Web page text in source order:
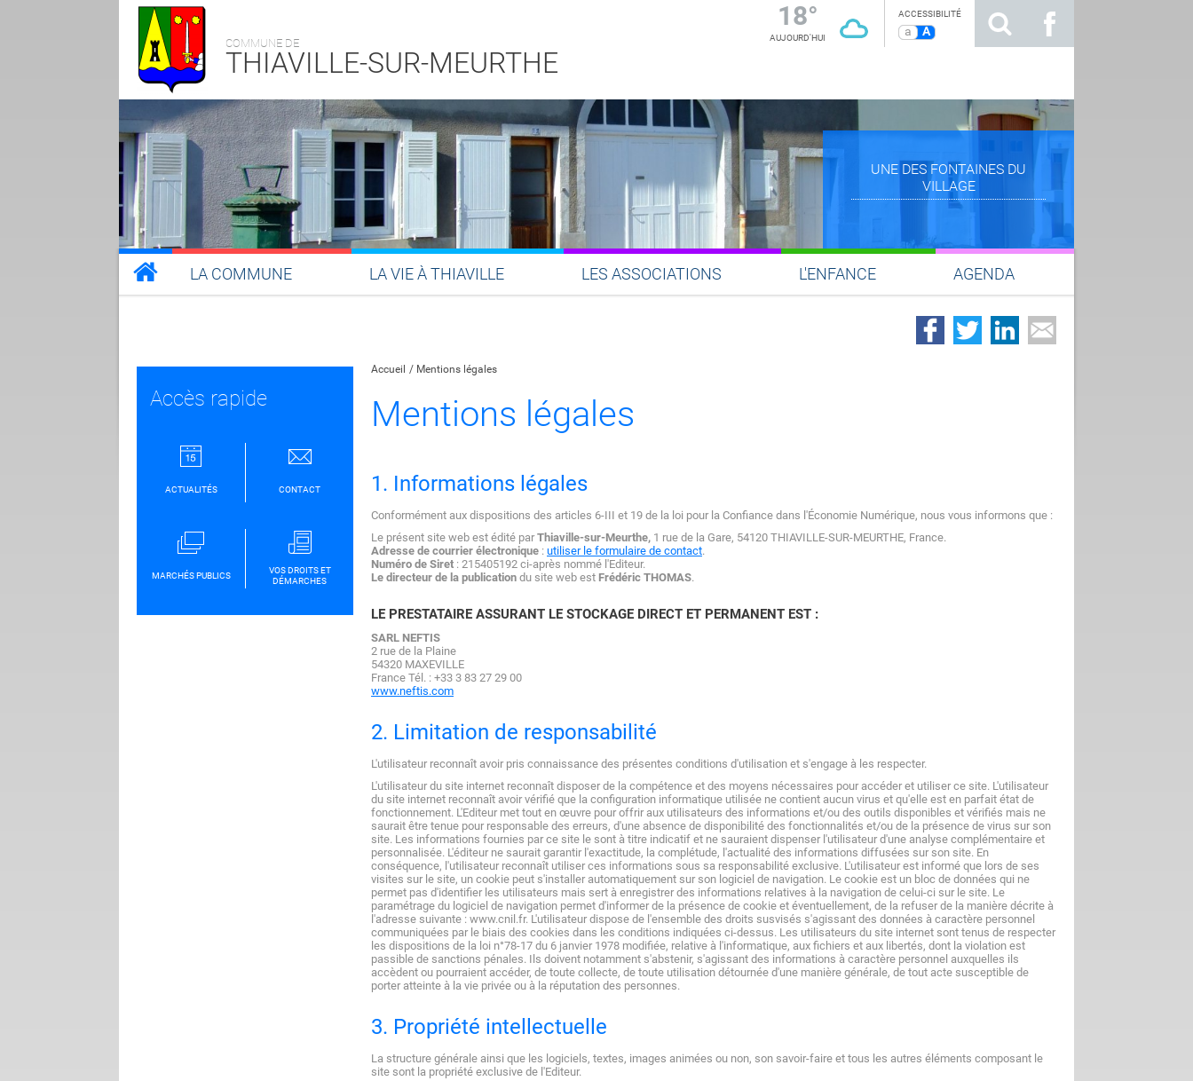
18°
AUJOURD'HUI
ACCESSIBILITÉ
a A
COMMUNE DE
THIAVILLE-SUR-MEURTHE
UNE DES FONTAINES DU
VILLAGE
LA COMMUNE LA VIE À THIAVILLE LES ASSOCIATIONS L'ENFANCE AGENDA
Accueil Mentions légales
Mentions légales
1. Informations légales
Conformément aux dispositions des articles 6-III et 19 de la loi pour la Confiance dans l'Économie Numérique, nous vous informons que :
Le présent site web est édité par Thiaville-sur-Meurthe, 1 rue de la Gare, 54120 THIAVILLE-SUR-MEURTHE, France.
Adresse de courrier électronique : utiliser le formulaire de contact.
Numéro de Siret : 215405192 ci-après nommé l'Editeur.
Le directeur de la publication du site web est Frédéric THOMAS.
LE PRESTATAIRE ASSURANT LE STOCKAGE DIRECT ET PERMANENT EST :
SARL NEFTIS
2 rue de la Plaine
54320 MAXEVILLE
France Tél. : +33 3 83 27 29 00
www.neftis.com
2. Limitation de responsabilité
L'utilisateur reconnaît avoir pris connaissance des présentes conditions d'utilisation et s'engage à les respecter.
L'utilisateur du site internet reconnaît disposer de la compétence et des moyens nécessaires pour accéder et utiliser ce site. L'utilisateur
du site internet reconnaît avoir vérifié que la configuration informatique utilisée ne contient aucun virus et qu'elle est en parfait état de
fonctionnement. L'Editeur met tout en œuvre pour offrir aux utilisateurs des informations et/ou des outils disponibles et vérifiés mais ne
saurait être tenue pour responsable des erreurs, d'une absence de disponibilité des fonctionnalités et/ou de la présence de virus sur son
site. Les informations fournies par ce site le sont à titre indicatif et ne sauraient dispenser l'utilisateur d'une analyse complémentaire et
personnalisée. L'éditeur ne saurait garantir l'exactitude, la complétude, l'actualité des informations diffusées sur son site. En
conséquence, l'utilisateur reconnaît utiliser ces informations sous sa responsabilité exclusive. L'utilisateur est informé que lors de ses
visites sur le site, un cookie peut s'installer automatiquement sur son logiciel de navigation. Le cookie est un bloc de données qui ne
permet pas d'identifier les utilisateurs mais sert à enregistrer des informations relatives à la navigation de celui-ci sur le site. Le
paramétrage du logiciel de navigation permet d'informer de la présence de cookie et éventuellement, de la refuser de la manière décrite à
l'adresse suivante : www.cnil.fr. L'utilisateur dispose de l'ensemble des droits susvisés s'agissant des données à caractère personnel
communiquées par le biais des cookies dans les conditions indiquées ci-dessus. Les utilisateurs du site internet sont tenus de respecter
les dispositions de la loi n°78-17 du 6 janvier 1978 modifiée, relative à l'informatique, aux fichiers et aux libertés, dont la violation est
passible de sanctions pénales. Ils doivent notamment s'abstenir, s'agissant des informations à caractère personnel auxquelles ils
accèdent ou pourraient accéder, de toute collecte, de toute utilisation détournée d'une manière générale, de tout acte susceptible de
porter atteinte à la vie privée ou à la réputation des personnes.
3. Propriété intellectuelle
La structure générale ainsi que les logiciels, textes, images animées ou non, son savoir-faire et tous les autres éléments composant le
site sont la propriété exclusive de l'Editeur.
Accès rapide
ACTUALITÉS CONTACT
MARCHÉS PUBLICS
VOS DROITS ET
DÉMARCHES